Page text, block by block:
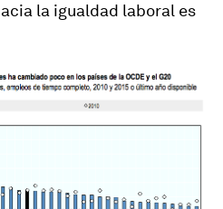
la igualdad laboral es